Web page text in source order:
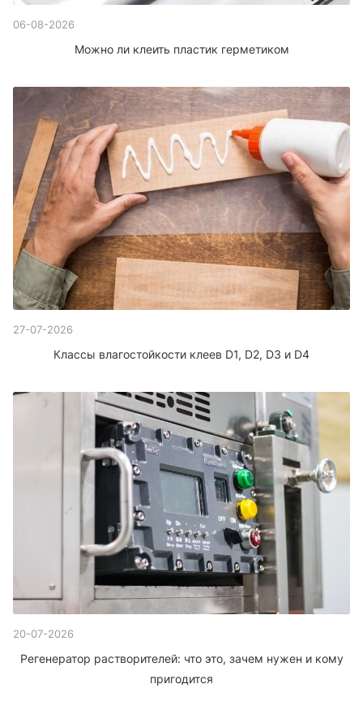
06-08-2026
Можно ли клеить пластик герметиком
27-07-2026
Классы влагостойкости клеев D1, D2, D3 и D4
20-07-2026
Регенератор растворителей: что это, зачем нужен и кому
пригодится